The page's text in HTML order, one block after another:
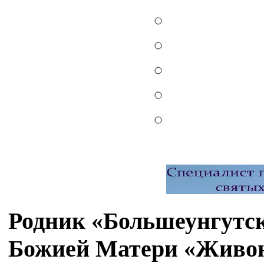
Родник
Божией Матери